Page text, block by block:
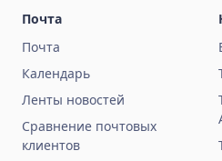
Почта
Почта
Календарь
Ленты новостей
Сравнение почтовых
клиентов